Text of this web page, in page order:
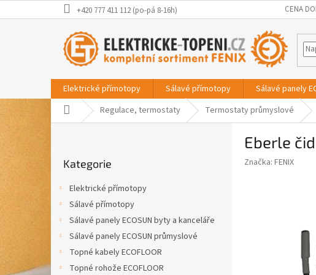
na
+420 777 411 112 (po-pá 8-16h) CENA
Elektrické přímotopy Sálavé přímotopy Sálavé panely
Domů Regulace, termostaty Termostaty průmyslové
a
kategorie
Kategorie
Elektrické přímotopy
Sálavé přímotopy
Sálavé panely ECOSUN byty a kanceláře
Sálavé panely ECOSUN průmyslové
Topné kabely ECOFLOOR
Topné rohože ECOFLOOR
Eberle
Značka: FENIX